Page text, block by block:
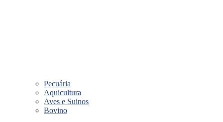
Pecuária
Aquicultura
Aves e Suinos
Bovino